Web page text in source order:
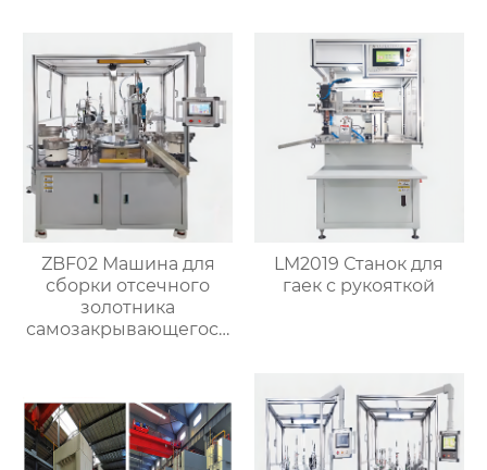
ZBF02 Машина для
сборки отсечного
золотника
самозакрывающегося
LM2019 Станок для
гаек с рукояткой